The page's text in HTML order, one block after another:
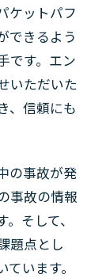
ケットパフ
できるよう
です。エン
いただいた
、信頼にも
の事故が発
事故の情報
そして、
題点とし
います。